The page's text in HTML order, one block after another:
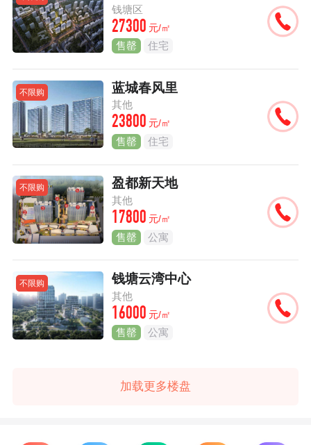
钱塘区
27300 元/㎡
售罄 住宅
不限购 蓝城春风里
其他
23800 元/㎡
售罄 住宅
不限购 盈都新天地
其他
17800 元/㎡
售罄 公寓
不限购 钱塘云湾中心
其他
16000 元/㎡
售罄 公寓
加载更多楼盘